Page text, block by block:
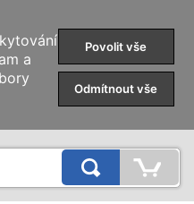
a
Povolit vše
Odmítnout vše